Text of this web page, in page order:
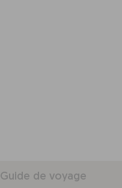
Guide de voyage